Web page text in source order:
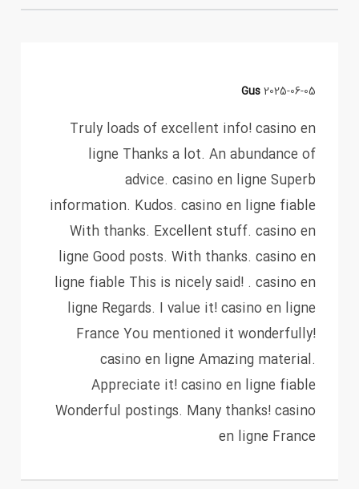
Gus2025-06-05
Truly loads of excellent info! casino en
ligne Thanks a lot. An abundance of
advice. casino en ligne Superb
information. Kudos. casino en ligne fiable
With thanks. Excellent stuff. casino en
ligne Good posts. With thanks. casino en
ligne fiable This is nicely said! . casino en
ligne Regards. I value it! casino en ligne
France You mentioned it wonderfully!
casino en ligne Amazing material.
Appreciate it! casino en ligne fiable
Wonderful postings. Many thanks! casino
en ligne France